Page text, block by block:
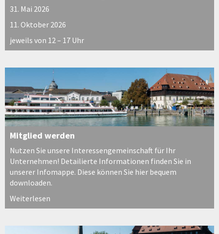
31. Mai 2026
11. Oktober 2026
jeweils von 12 – 17 Uhr
Mitglied werden
Nutzen Sie unsere Interessengemeinschaft für Ihr
Unternehmen! Detailierte Informationen finden Sie in
unserer Infomappe. Diese können Sie hier bequem
downloaden.
Weiterlesen